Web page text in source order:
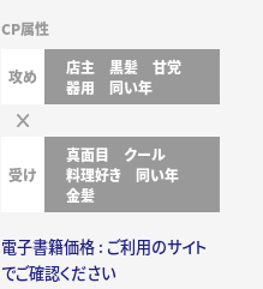
CP属性
攻め 店主 黒髪
甘党
器用
同い年
受け
真面目
クール
料理好き
同い年
金髪
電子書籍価格 : ご利用のサイト
でご確認ください